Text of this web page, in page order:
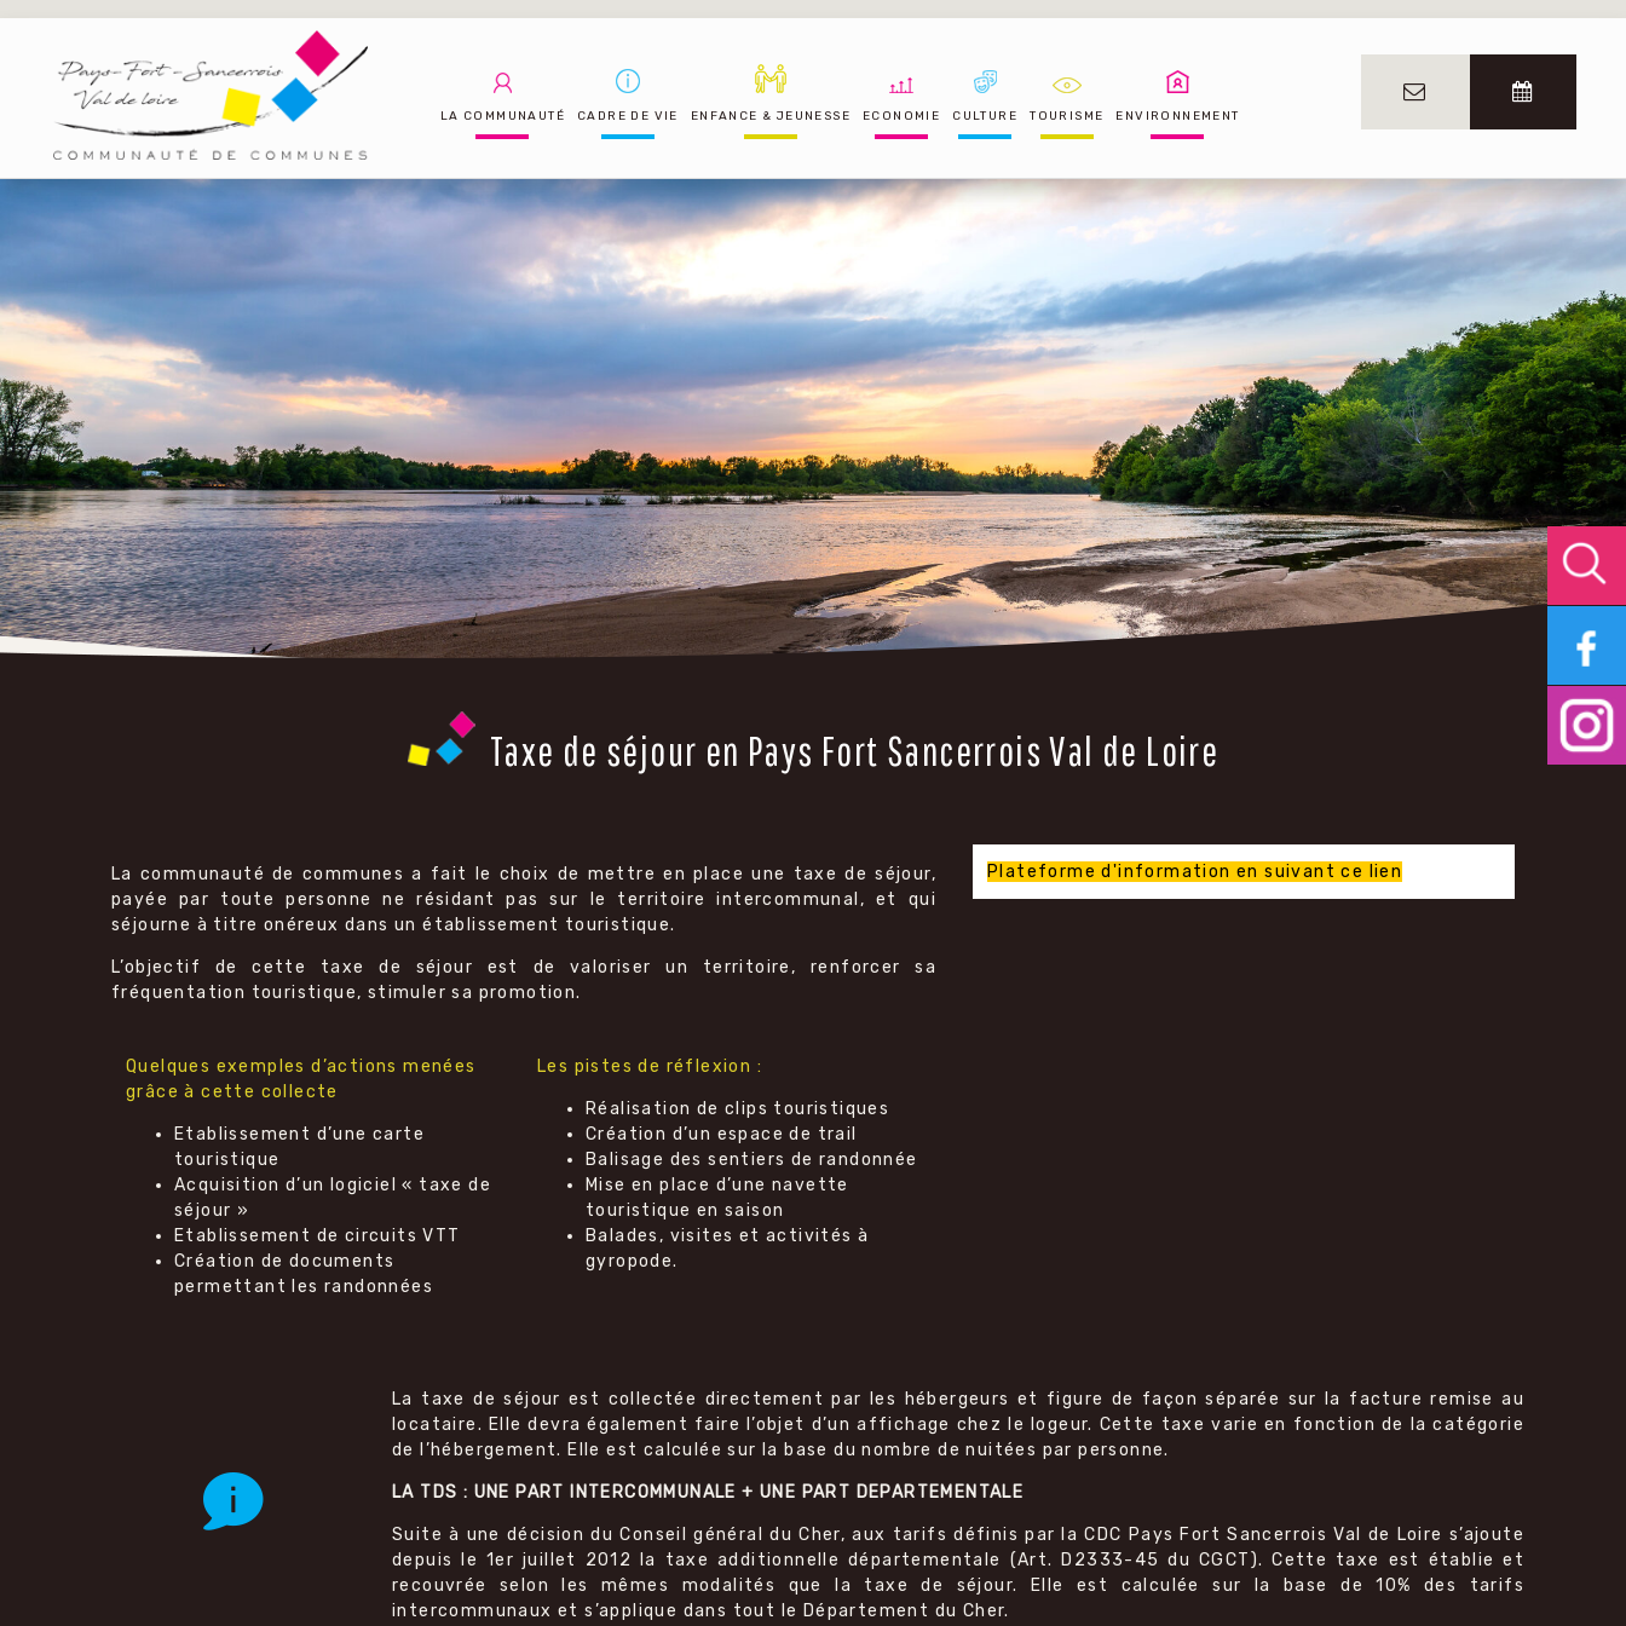
LA COMMUNAUTÉ CADRE DE VIE ENFANCE & JEUNESSE ECONOMIE CULTURE TOURISME ENVIRONNEMENT
Taxe de séjour en Pays Fort Sancerrois Val de Loire
La communauté de communes a fait le choix de mettre en place une taxe de séjour,
payée par toute personne ne résidant pas sur le territoire intercommunal, et qui
séjourne à titre onéreux dans un établissement touristique.
L’objectif de cette taxe de séjour est de valoriser un territoire, renforcer sa
fréquentation touristique, stimuler sa promotion.
Quelques exemples d’actions menées
grâce à cette collecte
Etablissement d’une carte
touristique
Acquisition d’un logiciel « taxe de
séjour »
Etablissement de circuits VTT
Création de documents
permettant les randonnées
Les pistes de réflexion :
Réalisation de clips touristiques
Création d’un espace de trail
Balisage des sentiers de randonnée
Mise en place d’une navette
touristique en saison
Balades, visites et activités à
gyropode.
Plateforme d'information en suivant ce lien
La taxe de séjour est collectée directement par les hébergeurs et figure de façon séparée sur la facture remise au
locataire. Elle devra également faire l’objet d’un affichage chez le logeur. Cette taxe varie en fonction de la catégorie
de l’hébergement. Elle est calculée sur la base du nombre de nuitées par personne.
LA TDS : UNE PART INTERCOMMUNALE + UNE PART DEPARTEMENTALE
Suite à une décision du Conseil général du Cher, aux tarifs définis par la CDC Pays Fort Sancerrois Val de Loire s’ajoute
depuis le 1er juillet 2012 la taxe additionnelle départementale (Art. D2333-45 du CGCT). Cette taxe est établie et
recouvrée selon les mêmes modalités que la taxe de séjour. Elle est calculée sur la base de 10% des tarifs
intercommunaux et s’applique dans tout le Département du Cher.